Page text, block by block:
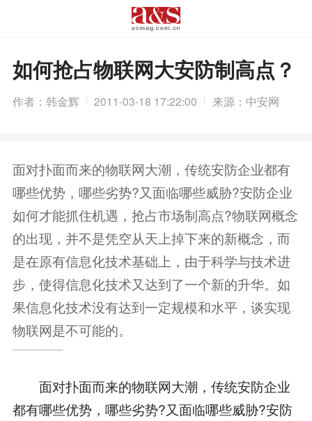
如何抢占物联网大安防制高点？
作者：韩金辉 2011-03-18 17:22:00 来源：中安网
面对扑面而来的物联网大潮，传统安防企业都有
哪些优势，哪些劣势?又面临哪些威胁?安防企业
如何才能抓住机遇，抢占市场制高点?物联网概念
的出现，并不是凭空从天上掉下来的新概念，而
是在原有信息化技术基础上，由于科学与技术进
步，使得信息化技术又达到了一个新的升华。如
果信息化技术没有达到一定规模和水平，谈实现
物联网是不可能的。
面对扑面而来的物联网大潮，传统安防企业
都有哪些优势，哪些劣势?又面临哪些威胁?安防